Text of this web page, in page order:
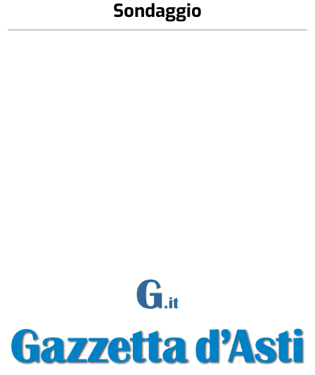
Sondaggio